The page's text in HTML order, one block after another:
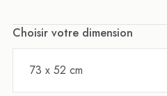
Choisir votre dimension
73 x 52 cm